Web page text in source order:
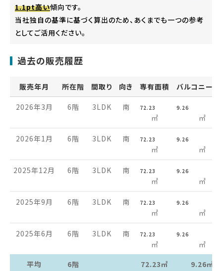
1.1pt高い傾向です。
当社独自の基準に基づく算出のため、あくまでも一つの参考
としてご活用ください。
過去の販売履歴
販売年月 所在階 間取り 向き 専有面積 バルコニー
2026年3月 6階 3LDK 南 72.23
㎡
9.26
㎡
2026年1月 6階 3LDK 南 72.23
㎡
9.26
㎡
2025年12月 6階 3LDK 南 72.23
㎡
9.26
㎡
2025年9月 6階 3LDK 南 72.23
㎡
9.26
㎡
2025年6月 6階 3LDK 南 72.23
㎡
9.26
㎡
平均
6階 72.23㎡ 9.26㎡